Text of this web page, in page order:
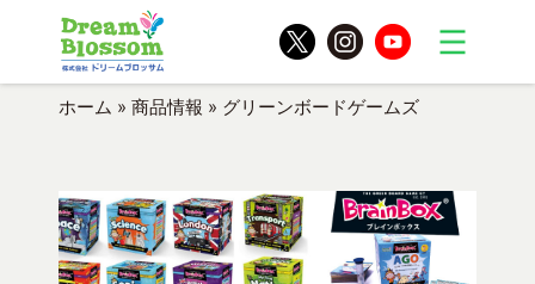
ホーム » 商品情報 » グリーンボードゲームズ